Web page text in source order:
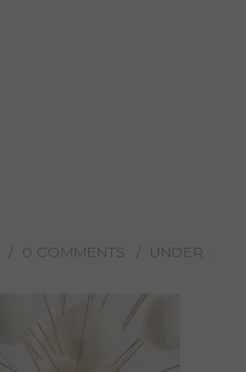
0 COMMENTS UNDER :